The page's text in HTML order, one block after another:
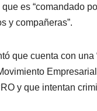
es “comandado
y compañeras”.
que cuenta con
y que intentan